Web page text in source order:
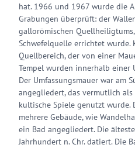
hat. 1966 und 1967 wurde die
Grabungen überprüft: der
gallorömischen
Schwefelquelle errichtet wurde.
Quellbereich, der von einer
Tempel wurden innerhalb einer
Der Umfassungsmauer war am
angegliedert, das vermutlich
kultische Spiele genutzt wurde.
mehrere Gebäude, wie
ein Bad angegliedert. Die
Jahrhundert n. Chr. datiert. Die